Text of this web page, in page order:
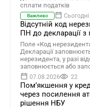
сплати податків
Важливо
Відсутній код
ПН до декларації з
Поле «Код
Декларації
нерезидента, у разі
заповнюється або
07.08.2026 22
Помʼякшення у
через посилення
рішення НБУ